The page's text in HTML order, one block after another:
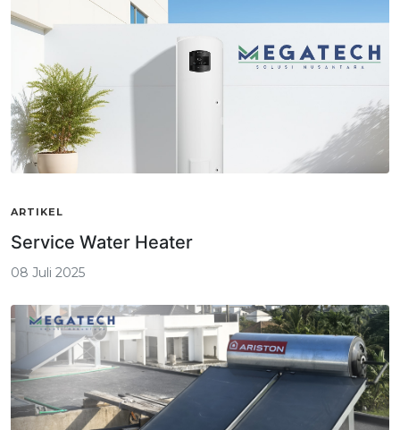
ARTIKEL
Service Water Heater
08 Juli 2025